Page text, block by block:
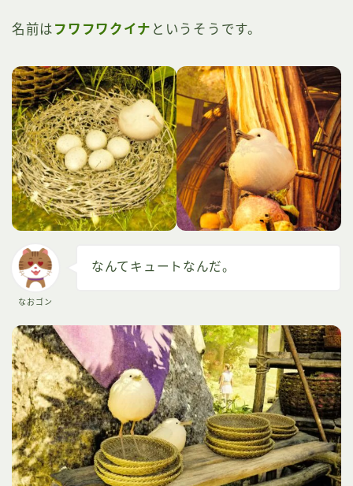
名前は フワフワクイナ というそうです。
なおゴン
なんてキュートなんだ。